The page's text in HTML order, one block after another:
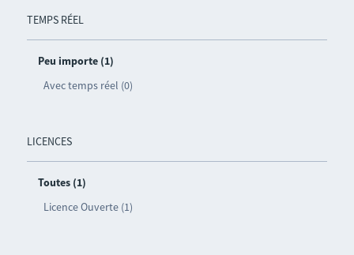
TEMPS RÉEL
Peu importe (1)
Avec temps réel (0)
LICENCES
Toutes (1)
Licence Ouverte (1)